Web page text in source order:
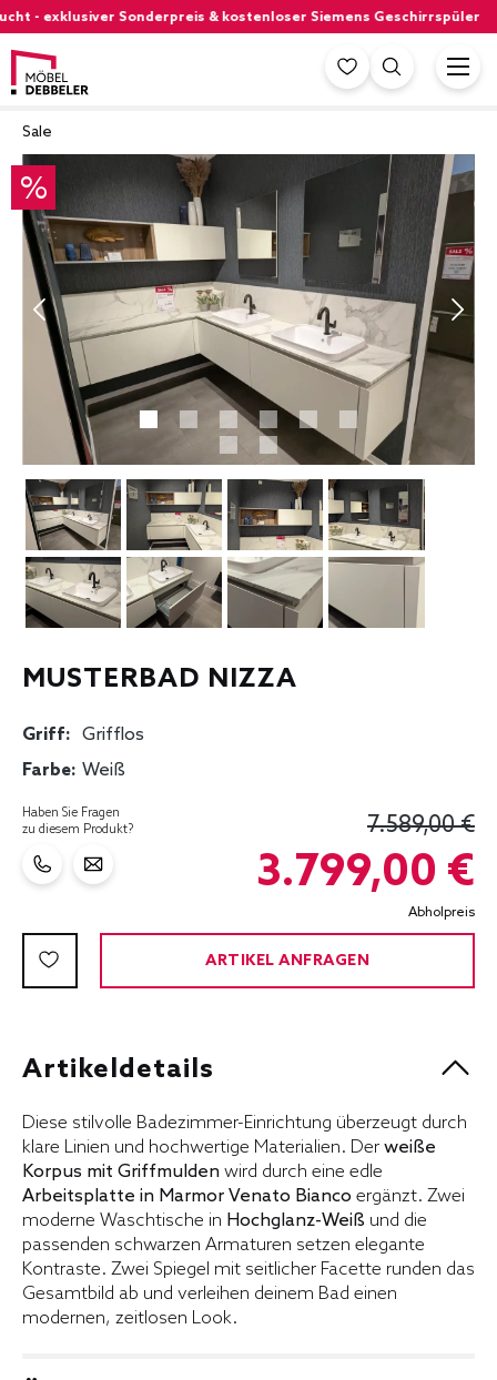
- exklusiver Sonderpreis & kostenloser Siemens Geschirrspüler
Sale
%
MUSTERBAD NIZZA
Griff: Grifflos
Farbe: Weiß
Haben Sie Fragen
zu diesem Produkt?
7.589,00 €
3.799,00 €
Abholpreis
ARTIKEL ANFRAGEN
Artikeldetails
Diese stilvolle Badezimmer-Einrichtung überzeugt durch
klare Linien und hochwertige Materialien. Der weiße
Korpus mit Griffmulden wird durch eine edle
Arbeitsplatte in Marmor Venato Bianco ergänzt. Zwei
moderne Waschtische in Hochglanz-Weiß und die
passenden schwarzen Armaturen setzen elegante
Kontraste. Zwei Spiegel mit seitlicher Facette runden das
Gesamtbild ab und verleihen deinem Bad einen
modernen, zeitlosen Look.